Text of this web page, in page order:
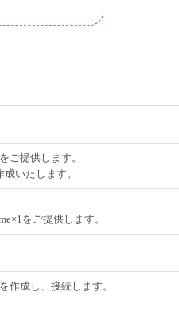
ご提供します。
いたします。
をご提供します。
作成し、接続します。